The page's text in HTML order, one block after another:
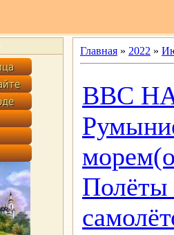
Главная » 2022 »
ВВС
Полёты